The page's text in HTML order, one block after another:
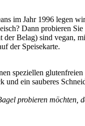
im Jahr 1996 legen
Dann probieren
Belag) sind vegan,
der Speisekarte.
speziellen
und ein sauberes
probieren möchten,